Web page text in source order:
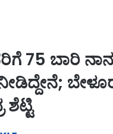
75 ಬಾರಿ
ಶೆಟ್ಟಿ